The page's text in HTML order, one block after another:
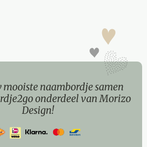
naambordje samen
onderdeel van Morizo
Design!